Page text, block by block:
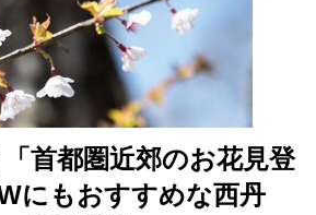
首都圏近郊のお花見登
にもおすすめな西丹